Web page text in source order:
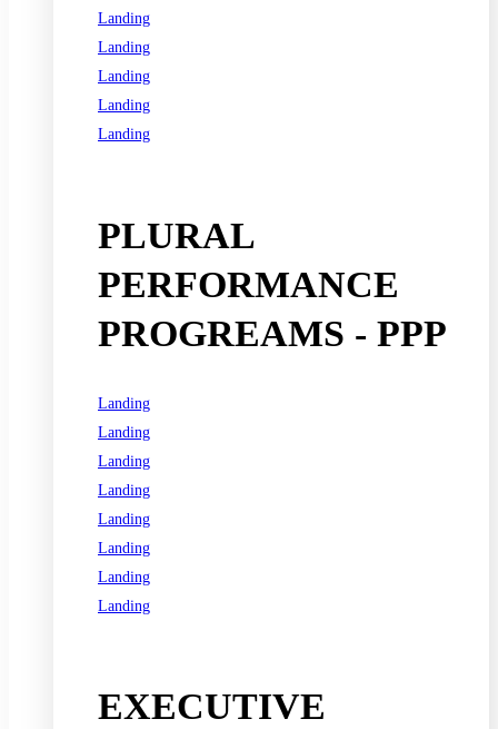
Landing
Landing
Landing
Landing
Landing
PLURAL
PERFORMANCE
PROGREAMS - PPP
Landing
Landing
Landing
Landing
Landing
Landing
Landing
Landing
EXECUTIVE